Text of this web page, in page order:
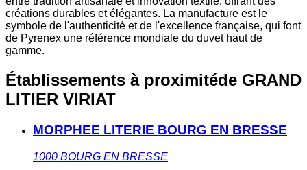
créations durables et élégantes. La manufacture est le
symbole de l'authenticité et de l'excellence française, qui font
de Pyrenex une référence mondiale du duvet haut de
gamme.
Établissements à proximitéde GRAND
LITIER VIRIAT
MORPHEE LITERIE BOURG EN BRESSE
1000 BOURG EN BRESSE